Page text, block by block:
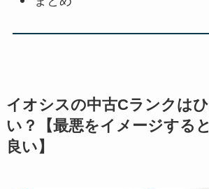
イオシスの中古Cランクは
い？【最悪をイメージする
良い】